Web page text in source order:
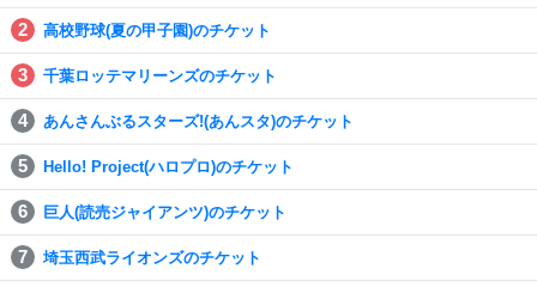
高校野球(夏の甲子園)のチケット
千葉ロッテマリーンズのチケット
あんさんぶるスターズ!(あんスタ)のチケット
Hello! Project(ハロプロ)のチケット
巨人(読売ジャイアンツ)のチケット
埼玉西武ライオンズのチケット